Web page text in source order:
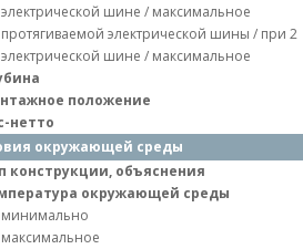
электрической шине / максимальное
протягиваемой электрической шины / при 2
электрической шине / максимальное
положение
нетто
окружающей среды
конструкции, объяснения
окружающей среды
минимально
максимальное